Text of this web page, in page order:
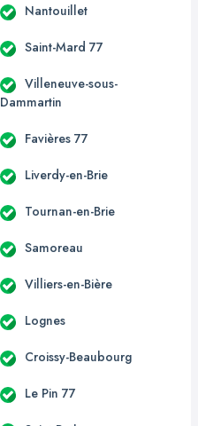
Nantouillet
Saint-Mard 77
Villeneuve-sous-
Dammartin
Favières 77
Liverdy-en-Brie
Tournan-en-Brie
Samoreau
Villiers-en-Bière
Lognes
Croissy-Beaubourg
Le Pin 77